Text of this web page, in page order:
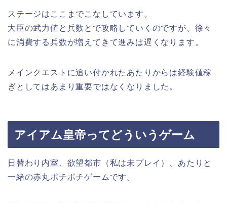
ステージはここまでこなしています。
大臣の武力値と兵数とで攻略していくのですが、徐々
に消費する兵数が増えてきて進みは遅くなります。
メインクエストに追い付かれたあたりからは経験値稼
ぎとしてはあまり重要ではなくなりました。
アイアム皇帝ってどういうゲーム
日替わり内室、欲望都市（私は未プレイ）、あたりと
一緒の赤丸ポチポチゲームです。